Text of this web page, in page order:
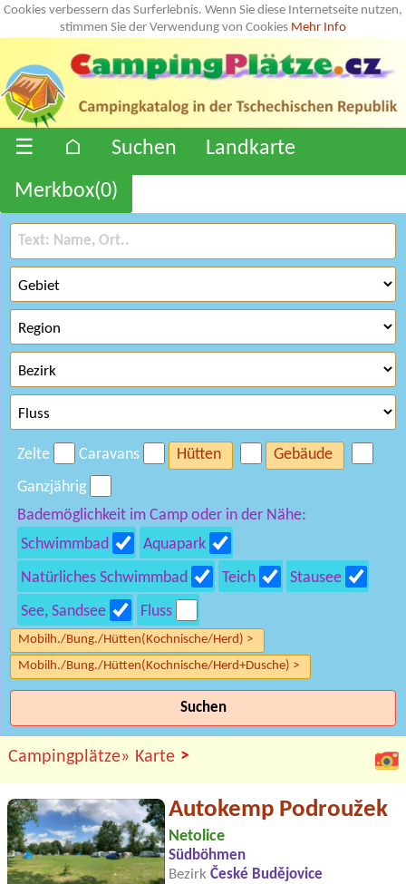
Cookies verbessern das Surferlebnis. Wenn Sie diese Internetseite nutzen,
stimmen Sie der Verwendung von Cookies Mehr Info
☰ ⌂ Suchen
Landkarte
Merkbox(0)
Zelte Caravans Hütten
Gebäude
Ganzjährig
Bademöglichkeit im Camp oder in der Nähe:
Schwimmbad
Aquapark
Natürliches Schwimmbad
Teich
Stausee
See, Sandsee
Fluss
Mobilh./Bung./Hütten(Kochnische/Herd) >
Mobilh./Bung./Hütten(Kochnische/Herd+Dusche) >
Suchen
Campingplätze» Karte >
Autokemp Podroužek
Netolice
Südböhmen
Bezirk České Budějovice